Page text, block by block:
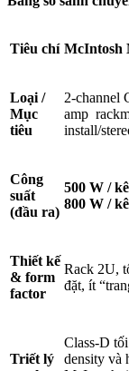
Tiêu chí McIntosh
Loại /
Mục
tiêu
2-channel
amp
install/
Công
suất
(đầu ra)
500 W /
800 W /
Thiết kế
& form
factor
Rack 2U,
đặt, ít
Triết lý
Class-D
density và